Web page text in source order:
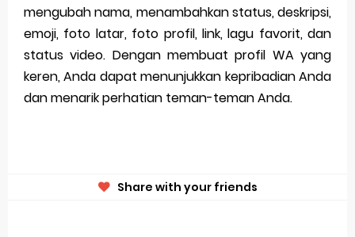
mengubah nama, menambahkan status, deskripsi,
emoji, foto latar, foto profil, link, lagu favorit, dan
status video. Dengan membuat profil WA yang
keren, Anda dapat menunjukkan kepribadian Anda
dan menarik perhatian teman-teman Anda.
Share with your friends